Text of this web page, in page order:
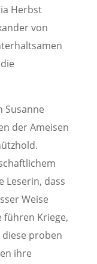
Herbst
von
Susanne
der Ameisen
Leserin, dass
Weise
führen Kriege,
proben
ihre